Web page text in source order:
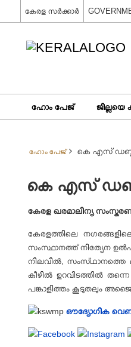
കേരള സർക്കാർ
ഹോം പേജ് ജില്ലയെ
ഹോം പേജ് കെ എസ്
കെ എസ്
കേരള ഖരമാലിന്യ
കേരളത്തിലെ
സംസ്ഥാനത്ത് നിത്യേന
നിലവിൽ, സംസ്‌ഥാനത്തെ
കീഴിൽ ഉറവിടത്തിൽ
പങ്കാളിത്തം കൂടുതലും
ഔദ്യോഗിക